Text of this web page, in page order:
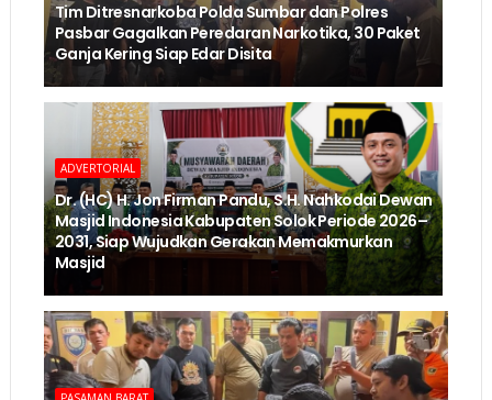
Tim Ditresnarkoba Polda Sumbar dan Polres
Pasbar Gagalkan Peredaran Narkotika, 30 Paket
Ganja Kering Siap Edar Disita
ADVERTORIAL
Dr. (HC) H. Jon Firman Pandu, S.H. Nahkodai Dewan
Masjid Indonesia Kabupaten Solok Periode 2026–
2031, Siap Wujudkan Gerakan Memakmurkan
Masjid